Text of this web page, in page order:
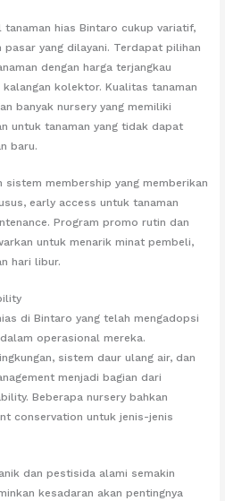
hias Bintaro cukup variatif,
pasar yang dilayani. Terdapat pilihan
dengan harga terjangkau
kolektor. Kualitas tanaman
banyak nursery yang memiliki
untuk tanaman yang tidak dapat
baru.
sistem membership yang memberikan
early access untuk tanaman
Program promo rutin dan
untuk menarik minat pembeli,
hari libur.
di Bintaro yang telah mengadopsi
operasional mereka.
sistem daur ulang air, dan
menjadi bagian dari
Beberapa nursery bahkan
conservation untuk jenis-jenis
dan pestisida alami semakin
kesadaran akan pentingnya